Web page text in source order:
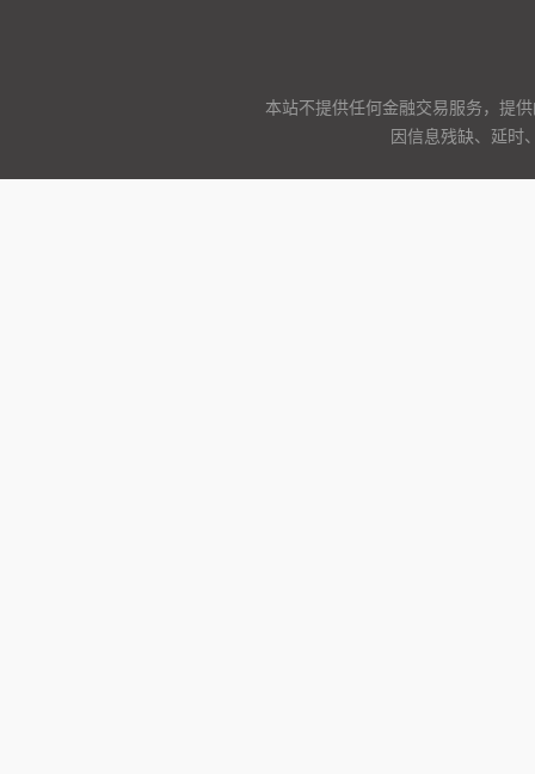
本站不提供任何金融交易服务，提
因信息残缺、延时